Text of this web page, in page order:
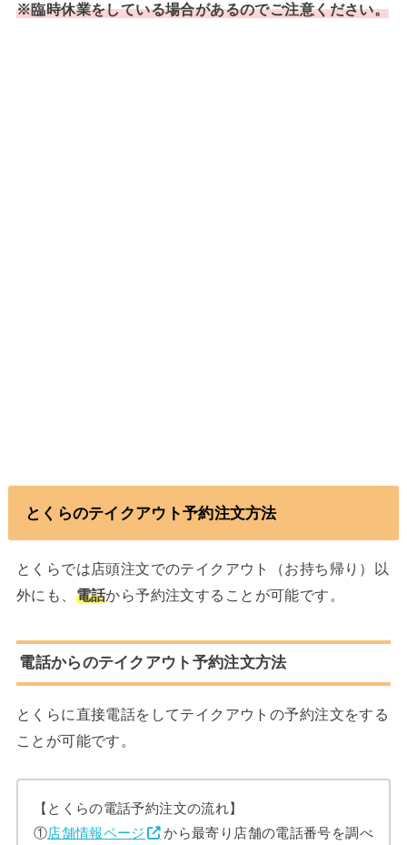
※臨時休業をしている場合があるのでご注意ください。
とくらのテイクアウト予約注文方法
とくらでは店頭注文でのテイクアウト（お持ち帰り）以
外にも、 電話から予約注文することが可能です。
電話からのテイクアウト予約注文方法
とくらに直接電話をしてテイクアウトの予約注文をする
ことが可能です。
【とくらの電話予約注文の流れ】
①店舗情報ページ
から最寄り店舗の電話番号を調べ